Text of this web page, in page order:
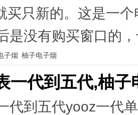
买只新的。这是一
是没有购买窗口的
子烟 柚子电子烟
一代到五代,柚子
代到五代yooz一代